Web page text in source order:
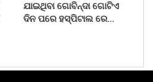
ଯାଇଥିବା ଗୋବିନ୍ଦା ଗୋଟିଏ
ଦିନ ପରେ ହସ୍ପିଟାଲ ରେ…